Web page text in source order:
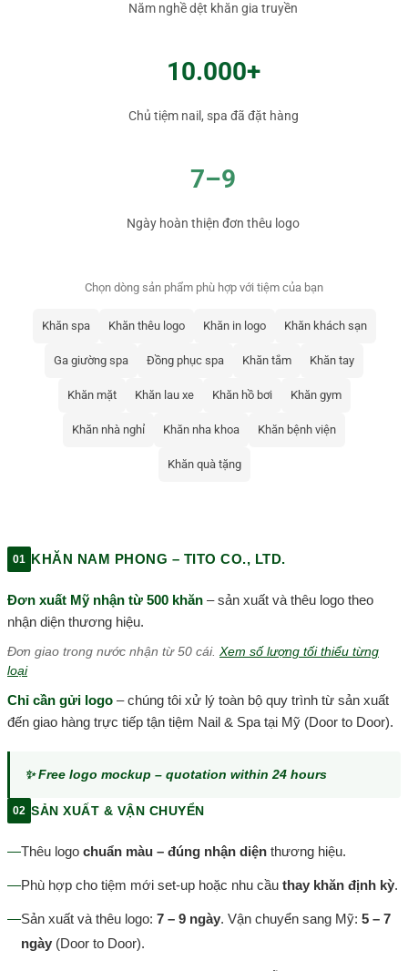
Năm nghề dệt khăn gia truyền
10.000+
Chủ tiệm nail, spa đã đặt hàng
7–9
Ngày hoàn thiện đơn thêu logo
Chọn dòng sản phẩm phù hợp với tiệm của bạn
Khăn spa Khăn thêu logo Khăn in logo Khăn khách sạn
Ga giường spa Đồng phục spa Khăn tắm Khăn tay
Khăn mặt Khăn lau xe Khăn hồ bơi Khăn gym
Khăn nhà nghỉ Khăn nha khoa Khăn bệnh viện
Khăn quà tặng
01 KHĂN NAM PHONG – TITO CO., LTD.
Đơn xuất Mỹ nhận từ 500 khăn – sản xuất và thêu logo theo
nhận diện thương hiệu.
Đơn giao trong nước nhận từ 50 cái. Xem số lượng tối thiểu từng
loại
Chỉ cần gửi logo – chúng tôi xử lý toàn bộ quy trình từ sản xuất
đến giao hàng trực tiếp tận tiệm Nail & Spa tại Mỹ (Door to Door).
✨ Free logo mockup – quotation within 24 hours
02 SẢN XUẤT & VẬN CHUYỂN
—Thêu logo chuẩn màu – đúng nhận diện thương hiệu.
—Phù hợp cho tiệm mới set-up hoặc nhu cầu thay khăn định kỳ.
—Sản xuất và thêu logo: 7 – 9 ngày. Vận chuyển sang Mỹ: 5 – 7
ngày (Door to Door).